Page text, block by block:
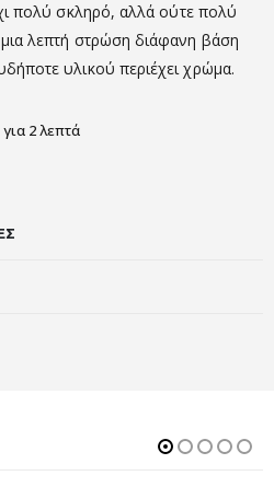
πολύ σκληρό, αλλά ούτε πολύ
λεπτή στρώση διάφανη βάση
υλικού περιέχει χρώμα.
2 λεπτά